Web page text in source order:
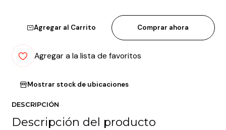
Agregar al Carrito Comprar ahora
Agregar a la lista de favoritos
Mostrar stock de ubicaciones
DESCRIPCIÓN
Descripción del producto